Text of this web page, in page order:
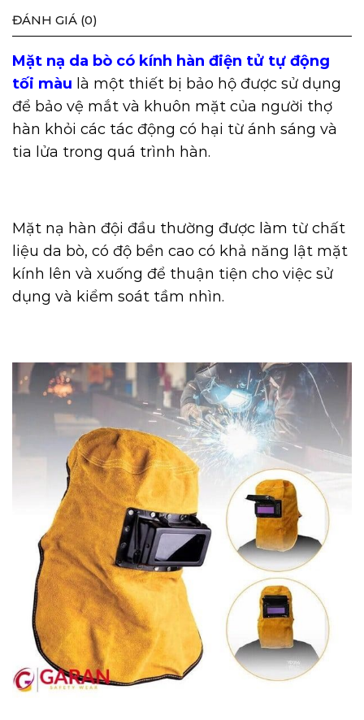
ĐÁNH GIÁ (0)
Mặt nạ da bò có kính hàn điện tử tự động
tối màu là một thiết bị bảo hộ được sử dụng
để bảo vệ mắt và khuôn mặt của người thợ
hàn khỏi các tác động có hại từ ánh sáng và
tia lửa trong quá trình hàn.
Mặt nạ hàn đội đầu thường được làm từ chất
liệu da bò, có độ bền cao có khả năng lật mặt
kính lên và xuống để thuận tiện cho việc sử
dụng và kiểm soát tầm nhìn.